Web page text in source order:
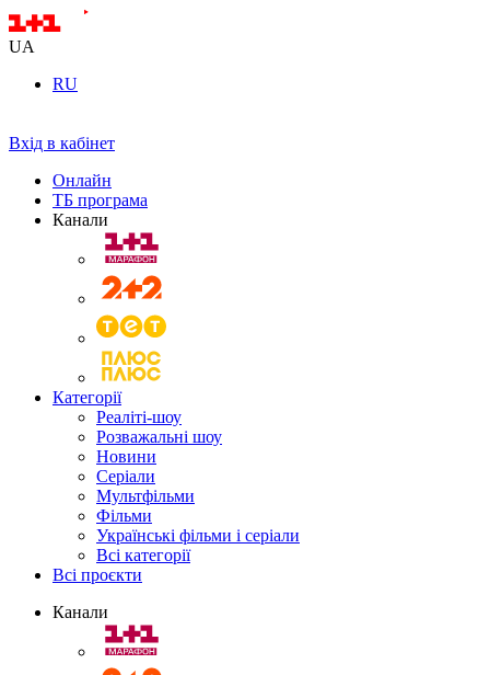
UA
RU
Вхід в кабінет
Онлайн
ТБ програма
Канали
Категорії
Реаліті-шоу
Розважальні шоу
Новини
Серіали
Мультфільми
Фільми
Українські фільми і серіали
Всі категорії
Всі проєкти
Канали